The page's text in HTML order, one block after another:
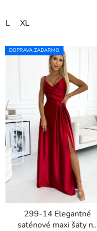
L XL
DOPRAVA ZADARMO
299-14 Elegantné
saténové maxi šaty na